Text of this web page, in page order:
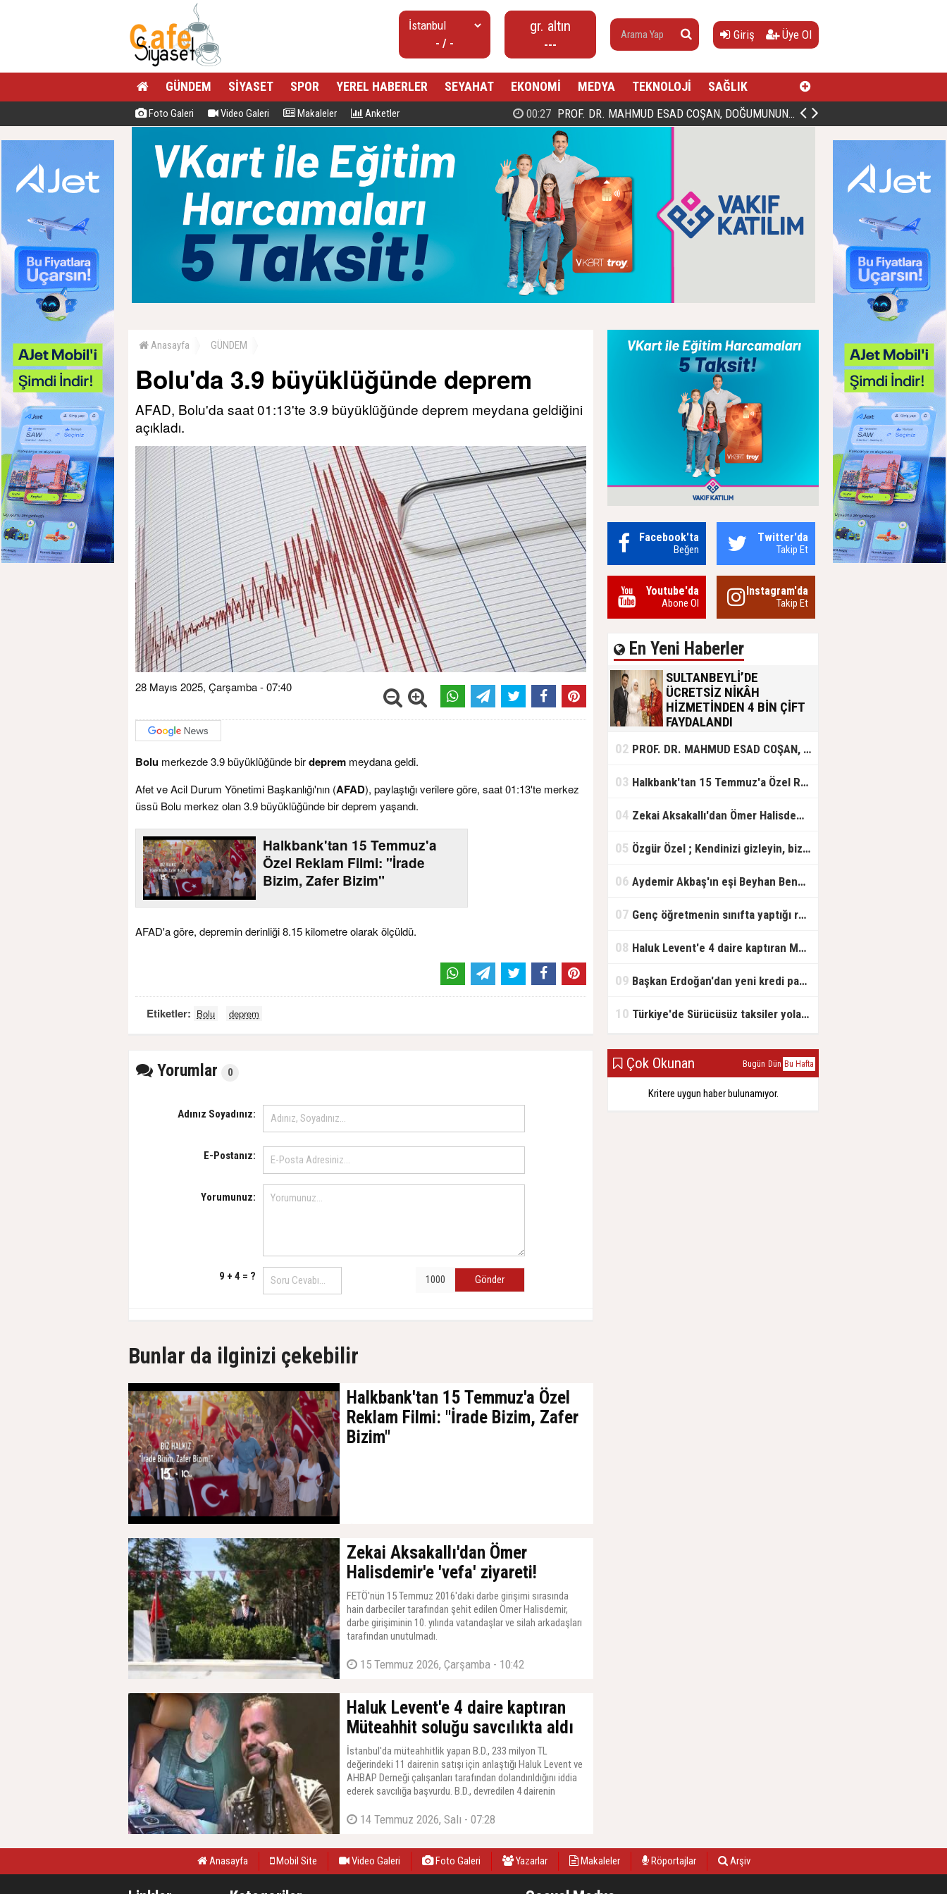
- / -
gr. altın
---
Giriş Üye Ol
GÜNDEM SİYASET SPOR YEREL HABERLER SEYAHAT EKONOMİ MEDYA TEKNOLOJİ SAĞLIK
Foto Galeri Video Galeri Makaleler Anketler 00:27 PROF. DR. MAHMUD ESAD COŞAN, DOĞUMUNUN HİCRÎ 91. YILINDA ELAZIĞ'DA YÂD EDİLECEK
Anasayfa GÜNDEM
Bolu'da 3.9 büyüklüğünde deprem
AFAD, Bolu'da saat 01:13'te 3.9 büyüklüğünde deprem meydana geldiğini
açıkladı.
28 Mayıs 2025, Çarşamba - 07:40
Bolu merkezde 3.9 büyüklüğünde birdeprem meydana geldi.
Afet ve Acil Durum Yönetimi Başkanlığı'nın (AFAD), paylaştığı verilere göre, saat 01:13'te merkez
üssü Bolu merkez olan 3.9 büyüklüğünde bir deprem yaşandı.
Halkbank'tan 15 Temmuz'a
Özel Reklam Filmi: "İrade
Bizim, Zafer Bizim"
AFAD'a göre, depremin derinliği 8.15 kilometre olarak ölçüldü.
Etiketler: Bolu deprem
Yorumlar 0
Adınız Soyadınız:
E-Postanız:
Yorumunuz:
9 + 4 = ? Gönder
Bunlar da ilginizi çekebilir
Halkbank'tan 15 Temmuz'a Özel
Reklam Filmi: "İrade Bizim, Zafer
Bizim"
Zekai Aksakallı'dan Ömer
Halisdemir'e 'vefa' ziyareti!
FETÖ'nün 15 Temmuz 2016'daki darbe girişimi sırasında
hain darbeciler tarafından şehit edilen Ömer Halisdemir,
darbe girişiminin 10. yılında vatandaşlar ve silah arkadaşları
tarafından unutulmadı.
15 Temmuz 2026, Çarşamba - 10:42
Haluk Levent'e 4 daire kaptıran
Müteahhit soluğu savcılıkta aldı
İstanbul'da müteahhitlik yapan B.D., 233 milyon TL
değerindeki 11 dairenin satışı için anlaştığı Haluk Levent ve
AHBAP Derneği çalışanları tarafından dolandırıldığını iddia
ederek savcılığa başvurdu. B.D., devredilen 4 dairenin
14 Temmuz 2026, Salı - 07:28
Facebook'ta
Beğen
Twitter'da
Takip Et
Youtube'da
Abone Ol
Instagram'da
Takip Et
En Yeni Haberler
SULTANBEYLİ’DE
ÜCRETSİZ NİKÂH
HİZMETİNDEN 4 BİN ÇİFT
FAYDALANDI
olan gençlere destek amacıyla
başlattığı ücretsiz nikâh hizmetini
başlattıklarını belirten Sultanbeyli
ücretsiz hizmet vermenin
02 PROF. DR. MAHMUD ESAD COŞAN, DOĞUMUNUN HİCRÎ 91. YILINDA ELAZIĞ'DA YÂD EDİLECEK
03 Halkbank'tan 15 Temmuz'a Özel Reklam Filmi: "İrade Bizim, Zafer Bizim"
04 Zekai Aksakallı'dan Ömer Halisdemir'e 'vefa' ziyareti!
05 Özgür Özel ; Kendinizi gizleyin, bizden işaret bekleyin
06 Aydemir Akbaş'ın eşi Beyhan Benek Akbaş hayatını kaybetti
07 Genç öğretmenin sınıfta yaptığı rezil paylaşım
08 Haluk Levent'e 4 daire kaptıran Müteahhit soluğu savcılıkta aldı
09 Başkan Erdoğan'dan yeni kredi paketi müjdesi: 6 ay geri ödemesiz, 36 ay vadeli
10 Türkiye'de Sürücüsüz taksiler yola çıkmaya hazırlanıyor
Çok Okunan Bugün Dün Bu Hafta
Kritere uygun haber bulunamıyor.
Anasayfa Mobil Site Video Galeri Foto Galeri Yazarlar Makaleler Röportajlar Arşiv